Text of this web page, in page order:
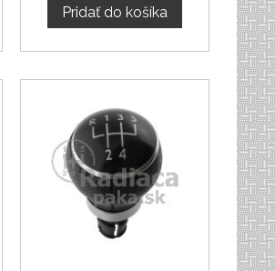
Pridať do košíka